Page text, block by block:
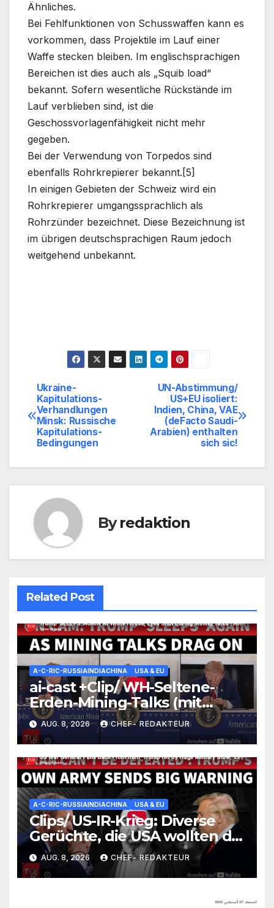
Ähnliches.
Bei Fehlfunktionen von Schusswaffen kann es
vorkommen, dass Projektile im Lauf einer
Waffe stecken bleiben. Im englischsprachigen
Bereichen ist dies auch als „Squib load“
bekannt. Sofern wesentliche Rückstände im
Lauf verblieben sind, ist die
Geschossvorlagenfähigkeit nicht mehr
gegeben.
Bei der Verwendung von Torpedos sind
ebenfalls Rohrkrepierer bekannt.[5]
In einigen Gebieten der Schweiz wird ein
Rohrkrepierer umgangssprachlich als
Rohrzünder bezeichnet. Diese Bezeichnung ist
im übrigen deutschsprachigen Raum jedoch
weitgehend unbekannt.
Beitragsnavigation
UN-Abstimmung/
US+EU isoliert:
Indien, China, VAE
(deFacto Saudi-
Arabien) enthalten
sich sic!
Ukraine-
Kapitulations-
Verhandlungen
Minsk: Russische
Kapitulations-
Bedingungen
Byredaktion
Related Post
A-C-RIC-RUSSIAINDIACHINA USA & EU
ai-cast +Clip/ WH-Seltene-
Erden-Mining-Talks (mit
Processing-Thema): wirkliche
REE-5n+-Problemzone nicht
erfasst/ Trump nickt ein (und
versäumt nichts)
AUG. 8, 2026 CHEF- REDAKTEUR
A-C-RIC-RUSSIAINDIACHINA USA & EU
Clips/ US-IR-Krieg: Diverse
Gerüchte, die USA wollten die
Lage irgendwie einfrieren
(wüssten aber nicht wie)/
+mehr
AUG. 8, 2026 CHEF- REDAKTEUR